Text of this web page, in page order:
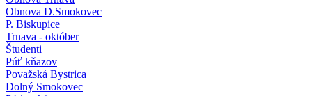
Obnova D.Smokovec
P. Biskupice
Trnava - október
Študenti
Púť kňazov
Považská Bystrica
Dolný Smokovec